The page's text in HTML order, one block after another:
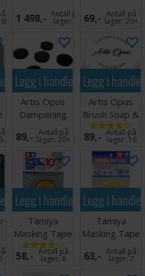
Station
1 498,- Antall på
lager:
3mm
69,- Antall på
lager:20+
6
Legg i handlekurven
Artis Opus
Dampening
Pad Insert
Pack
89,- Antall på
lager:20+
Legg i
Artis Opus
Brush Soap &
Conditioner
3ml
89,- Antall på
lager: 16
5
Legg i handlekurven
Tamiya
Masking Tape
- 10mm
58,- Antall på
lager:6
Legg i
Tamiya
Masking Tape
- 40mm
63,- Antall på
lager:7